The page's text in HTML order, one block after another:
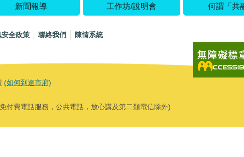
新聞報導 工作坊/說明會 何謂「共
安全政策 聯絡我們 陳情系統
(如何到達市府)
付費電話服務，公共電話，放心講及第二類電信除外)